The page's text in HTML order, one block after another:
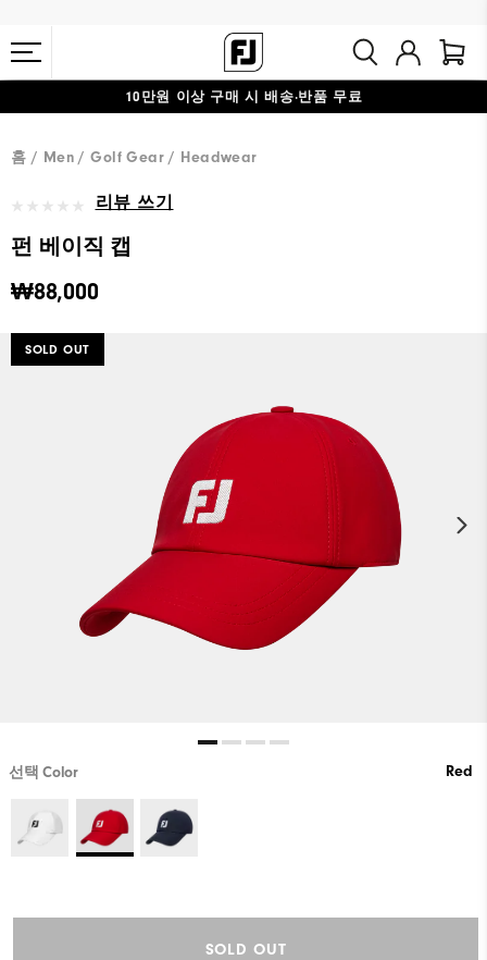
10만원 이상 구매 시 배송·반품 무료
홈 Men Golf Gear Headwear
리뷰 쓰기
펀 베이직 캡
₩88,000
SOLD OUT
선택 Color Red
SOLD OUT